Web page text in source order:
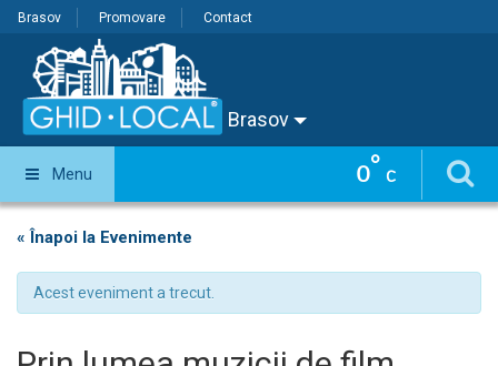
Brasov Promovare Contact
Brasov
0° C
Menu
« Înapoi la Evenimente
Acest eveniment a trecut.